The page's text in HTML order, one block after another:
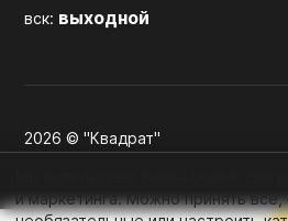
вск: выходной
2026 © "Квадрат"
и маркетинга. Можно принять все,